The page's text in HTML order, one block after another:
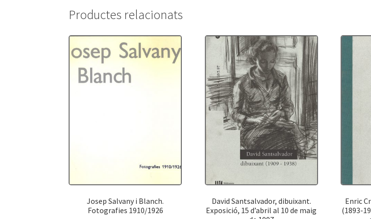
bibliográfica.
Conferencia
leída
en
la
misma
por
Don
Ramón
D.
Perés
Productes relacionats
Josep Salvany i Blanch.
Fotografies 1910/1926
David Santsalvador, dibuixant.
Exposició, 15 d’abril al 10 de maig
Enric
(1893-